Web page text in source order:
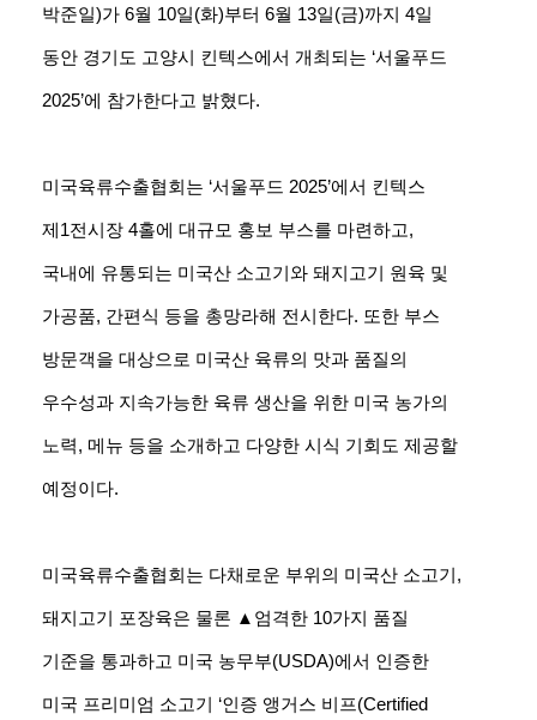
박준일)가 6월 10일(화)부터 6월 13일(금)까지 4일
동안 경기도 고양시 킨텍스에서 개최되는 ‘서울푸드
2025’에 참가한다고 밝혔다.
미국육류수출협회는 ‘서울푸드 2025’에서 킨텍스
제1전시장 4홀에 대규모 홍보 부스를 마련하고,
국내에 유통되는 미국산 소고기와 돼지고기 원육 및
가공품, 간편식 등을 총망라해 전시한다. 또한 부스
방문객을 대상으로 미국산 육류의 맛과 품질의
우수성과 지속가능한 육류 생산을 위한 미국 농가의
노력, 메뉴 등을 소개하고 다양한 시식 기회도 제공할
예정이다.
미국육류수출협회는 다채로운 부위의 미국산 소고기,
돼지고기 포장육은 물론 ▲엄격한 10가지 품질
기준을 통과하고 미국 농무부(USDA)에서 인증한
미국 프리미엄 소고기 ‘인증 앵거스 비프(Certified